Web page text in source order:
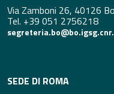
Via Zamboni 26, 40126
Tel. +39 051 2756218
SEDE DI ROMA